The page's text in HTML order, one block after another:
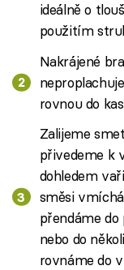
ideálně o
použitím
Nakrájené
rovnou do
Zalijeme
přivedeme k
dohledem
směsi
přendáme
nebo do
rovnáme do